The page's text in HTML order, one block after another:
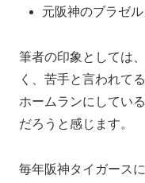
元阪神のブラゼ
筆者の印象としては
く、苦手と言われて
ホームランにしてい
だろうと感じます。
毎年阪神タイガース